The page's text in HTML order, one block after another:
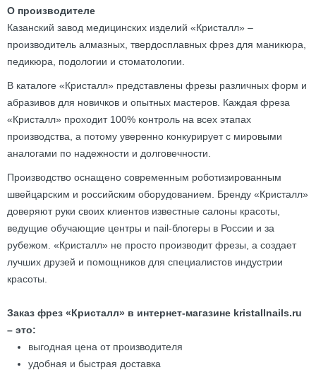
О производителе
Казанский завод медицинских изделий «Кристалл» –
производитель алмазных, твердосплавных фрез для маникюра,
педикюра, подологии и стоматологии.
В каталоге «Кристалл» представлены фрезы различных форм и
абразивов для новичков и опытных мастеров. Каждая фреза
«Кристалл» проходит 100% контроль на всех этапах
производства, а потому уверенно конкурирует с мировыми
аналогами по надежности и долговечности.
Производство оснащено современным роботизированным
швейцарским и российским оборудованием. Бренду «Кристалл»
доверяют руки своих клиентов известные салоны красоты,
ведущие обучающие центры и nail-блогеры в России и за
рубежом. «Кристалл» не просто производит фрезы, а создает
лучших друзей и помощников для специалистов индустрии
красоты.
Заказ фрез «Кристалл» в интернет-магазине kristallnails.ru
– это:
выгодная цена от производителя
удобная и быстрая доставка